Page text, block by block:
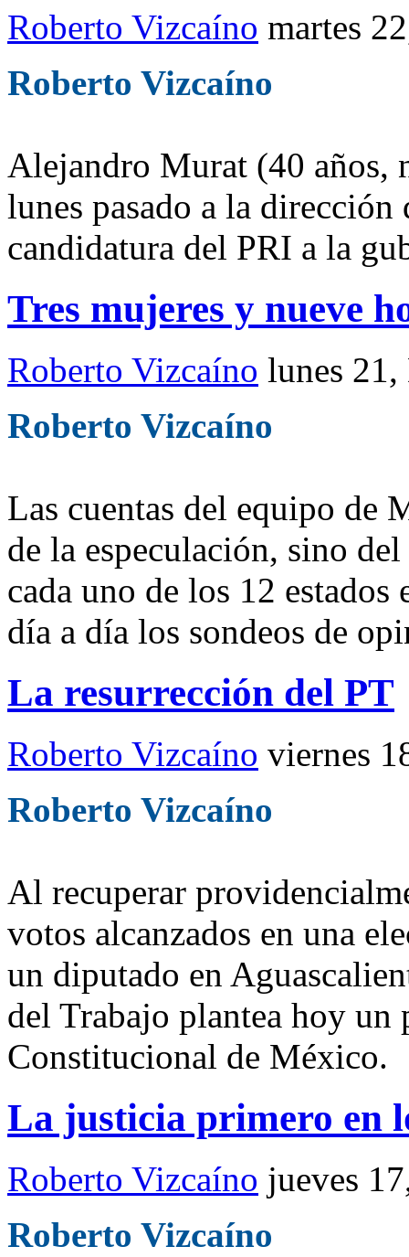
Roberto Vizcaíno martes
Roberto Vizcaíno
Alejandro Murat (40 años,
lunes pasado a la
candidatura del PRI a la
Tres mujeres y nueve
Roberto Vizcaíno lunes
Roberto Vizcaíno
Las cuentas del equipo de
de la especulación, sino
cada uno de los 12
día a día los sondeos de
La resurrección del PT
Roberto Vizcaíno viernes
Roberto Vizcaíno
Al recuperar
votos alcanzados en una
un diputado en
del Trabajo plantea hoy un
Constitucional de México.
La justicia primero en
Roberto Vizcaíno jueves
Roberto Vizcaíno